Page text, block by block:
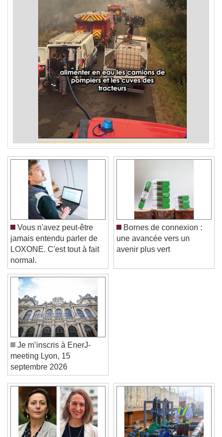
Video Player is loading.
Play Video
Vous n'avez peut-être
jamais entendu parler de
LOXONE. C'est tout à fait
normal.
Bornes de connexion :
une avancée vers un
Je m’inscris à EnerJ-
meeting Lyon, 15
septembre 2026